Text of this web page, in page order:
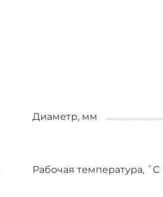
Диаметр, мм
Рабочая температура, ˚С